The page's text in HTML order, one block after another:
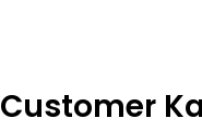
Customer